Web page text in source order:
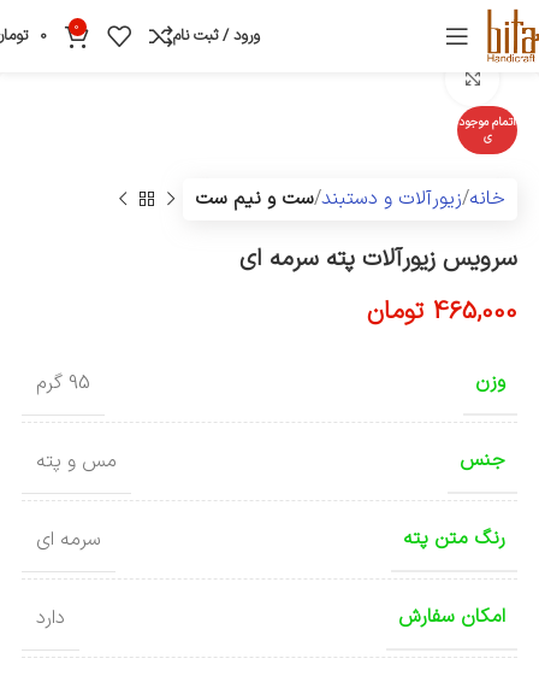
ورود / ثبت نام 0
0
اتمام موجود
ی
خانه زیورآلات و دستبند ست و نیم ست
سرویس زیورآلات پته سرمه ای
465,000 تومان
وزن 95 گرم
جنس مس و پته
رنگ متن پته سرمه ای
امکان سفارش دارد